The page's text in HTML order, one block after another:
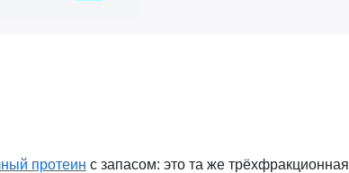
протеин с запасом: это та же трёхфракционная